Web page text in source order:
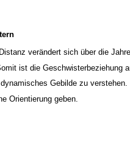
verändert sich über die
ist die Geschwisterbeziehung
Gebilde zu verstehen.
Orientierung geben.